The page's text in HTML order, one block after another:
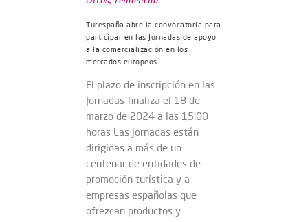
Turespaña abre la convocatoria para
participar en las Jornadas de apoyo
a la comercialización en los
mercados europeos
El plazo de inscripción en las
Jornadas finaliza el 18 de
marzo de 2024 a las 15:00
horas Las jornadas están
dirigidas a más de un
centenar de entidades de
promoción turística y a
empresas españolas que
ofrezcan productos y